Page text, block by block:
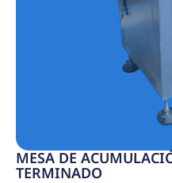
MESA DE
TERMINADO